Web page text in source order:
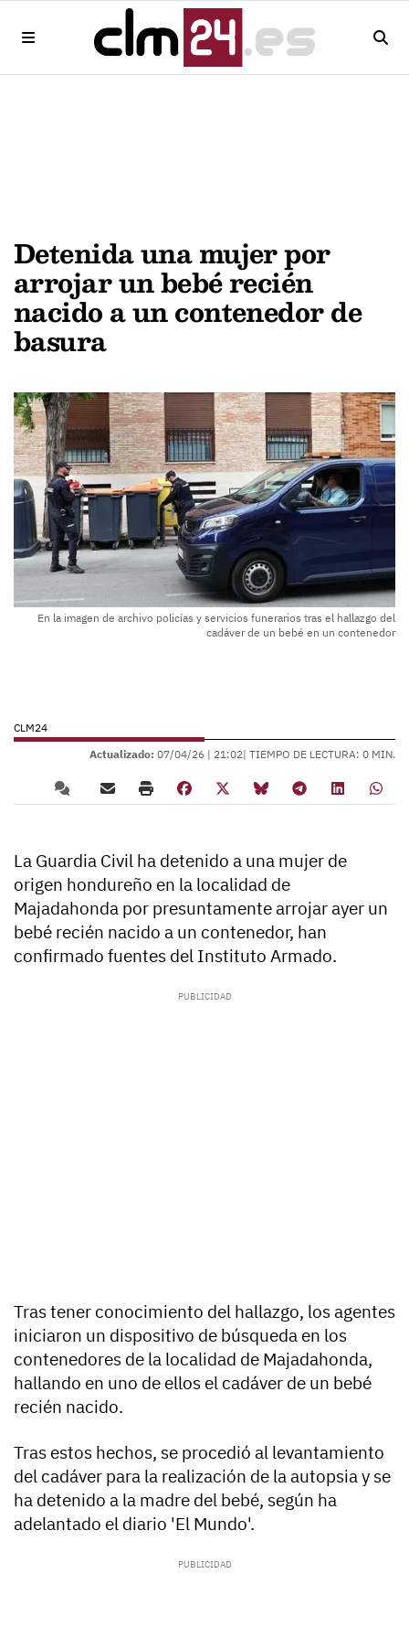
Detenida una mujer por
arrojar un bebé recién
nacido a un contenedor de
basura
En la imagen de archivo policías y servicios funerarios tras el hallazgo del
cadáver de un bebé en un contenedor
CLM24
Actualizado: 07/04/26 | 21:02| TIEMPO DE LECTURA: 0 MIN.
La Guardia Civil ha detenido a una mujer de
origen hondureño en la localidad de
Majadahonda por presuntamente arrojar ayer un
bebé recién nacido a un contenedor, han
confirmado fuentes del Instituto Armado.
Tras tener conocimiento del hallazgo, los agentes
iniciaron un dispositivo de búsqueda en los
contenedores de la localidad de Majadahonda,
hallando en uno de ellos el cadáver de un bebé
recién nacido.
Tras estos hechos, se procedió al levantamiento
del cadáver para la realización de la autopsia y se
ha detenido a la madre del bebé, según ha
adelantado el diario 'El Mundo'.